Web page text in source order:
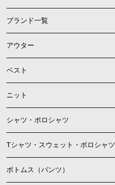
ブランド一覧
アウター
ベスト
ニット
シャツ・ポロシャツ
Tシャツ・スウェット・ポロシャツ
ボトムス（パンツ）